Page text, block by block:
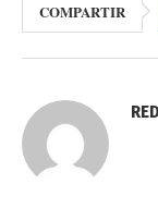
COMPARTIR